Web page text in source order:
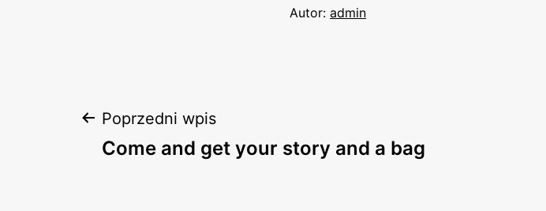
Autor: admin
Nawigacja
Poprzedni wpis
Come and get your story and a bag